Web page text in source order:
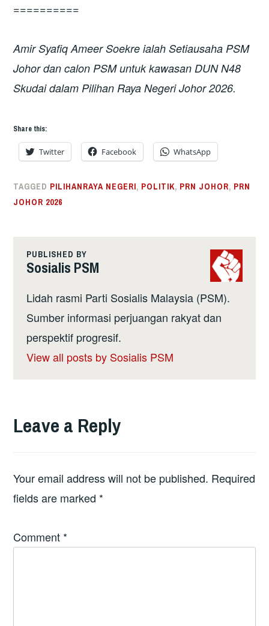
==========
Amir Syafiq Ameer Soekre ialah Setiausaha PSM
Johor dan calon PSM untuk kawasan DUN N48
Skudai dalam Pilihan Raya Negeri Johor 2026.
Share this:
Twitter Facebook WhatsApp
TAGGED PILIHANRAYA NEGERI, POLITIK, PRN JOHOR, PRN
JOHOR 2026
PUBLISHED BY
Sosialis PSM
Lidah rasmi Parti Sosialis Malaysia (PSM).
Sumber informasi perjuangan rakyat dan
perspektif progresif.
View all posts by Sosialis PSM
Leave a Reply
Your email address will not be published. Required
fields are marked *
Comment *